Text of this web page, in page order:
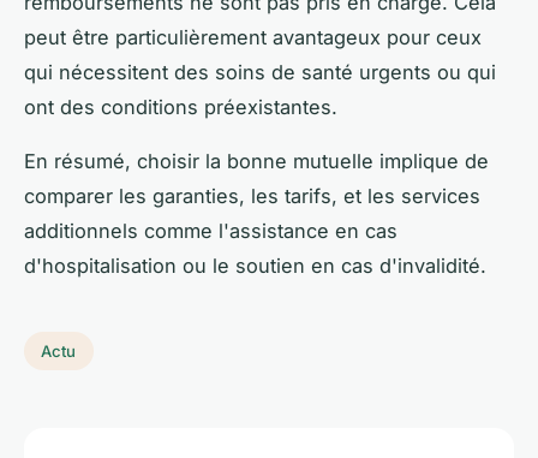
peut être particulièrement avantageux pour ceux
qui nécessitent des soins de santé urgents ou qui
ont des conditions préexistantes.
En résumé, choisir la bonne mutuelle implique de
comparer les garanties, les tarifs, et les services
additionnels comme l'assistance en cas
d'hospitalisation ou le soutien en cas d'invalidité.
Actu